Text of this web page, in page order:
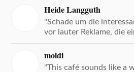
Heide Langguth
"Schade um die
vor lauter Reklame, die
moldi
"This café sounds like a